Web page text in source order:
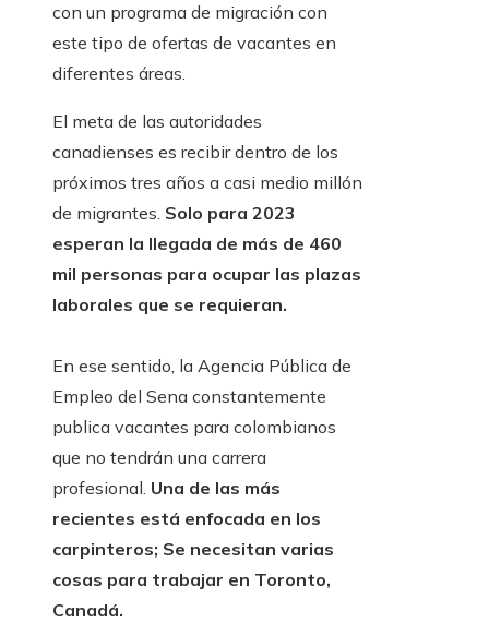
con un programa de migración con
este tipo de ofertas de vacantes en
diferentes áreas.
El meta de las autoridades
canadienses es recibir dentro de los
próximos tres años a casi medio millón
de migrantes. Solo para 2023
esperan la llegada de más de 460
mil personas para ocupar las plazas
laborales que se requieran.
En ese sentido, la Agencia Pública de
Empleo del Sena constantemente
publica vacantes para colombianos
que no tendrán una carrera
profesional. Una de las más
recientes está enfocada en los
carpinteros; Se necesitan varias
cosas para trabajar en Toronto,
Canadá.